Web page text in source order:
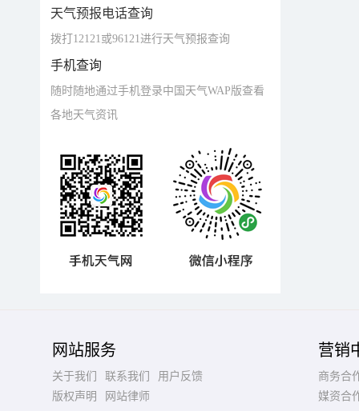
天气预报电话查询
拨打12121或96121进行天气预报查询
手机查询
随时随地通过手机登录中国天气WAP版查看
各地天气资讯
网站服务
关于我们 联系我们
用户反馈
版权声明
网站律师
营销
商务合
媒资合